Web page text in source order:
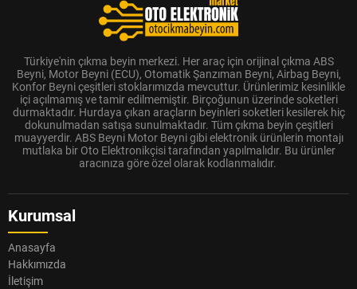
Türkiye'nin çıkma beyin merkezi. Her araç için orijinal çıkma ABS
Beyni, Motor Beyni (ECU), Otomatik Şanzıman Beyni, Airbag Beyni,
Konfor Beyni çeşitleri stoklarımızda mevcuttur. Ürünlerimiz kesinlikle
içi açılmamış ve tamir edilmemiştir. Birçoğunun üzerinde soketleri
durmaktadır. Hurdaya çıkan araçların beyinleri soketleri kesilerek hiç
dokunulmadan satışa sunulmaktadır. Tüm çıkma beyin çeşitleri
muayyerdir. ABS Beyni Motor Beyni gibi elektronik ürünlerin montajı
mutlaka bir Oto Elektronikçisi tarafından yapılmalıdır. Bu ürünler
aracınıza göre özel olarak kodlanmalıdır.
Kurumsal
Anasayfa
Hakkımızda
İletişim